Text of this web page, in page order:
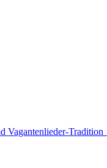
Vagantenlieder-Tradition